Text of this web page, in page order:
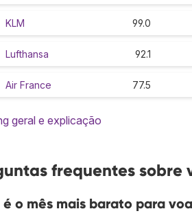
KLM 99.0
Lufthansa 92.1
Air France 77.5
geral e explicação
frequentes sobre
o mês mais barato para